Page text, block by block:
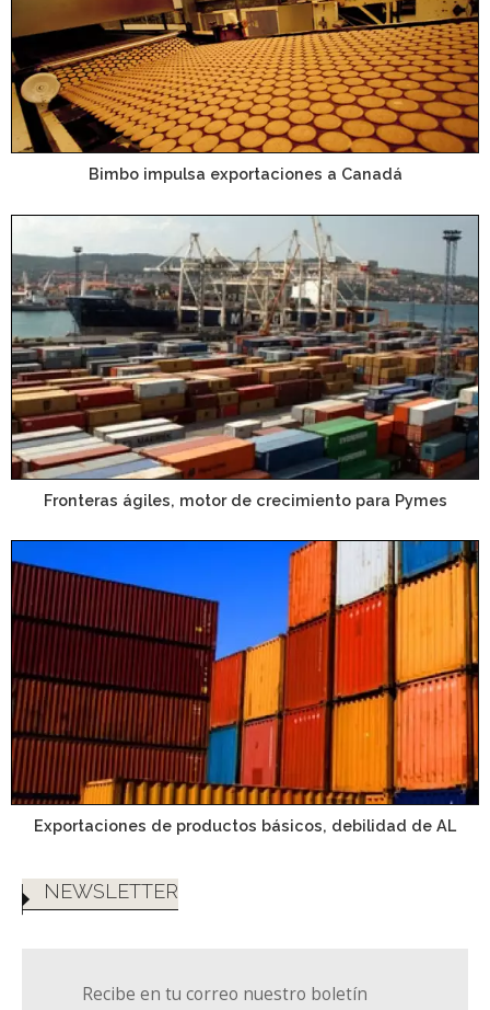
Bimbo impulsa exportaciones a Canadá
Fronteras ágiles, motor de crecimiento para Pymes
Exportaciones de productos básicos, debilidad de AL
NEWSLETTER
Recibe en tu correo nuestro boletín